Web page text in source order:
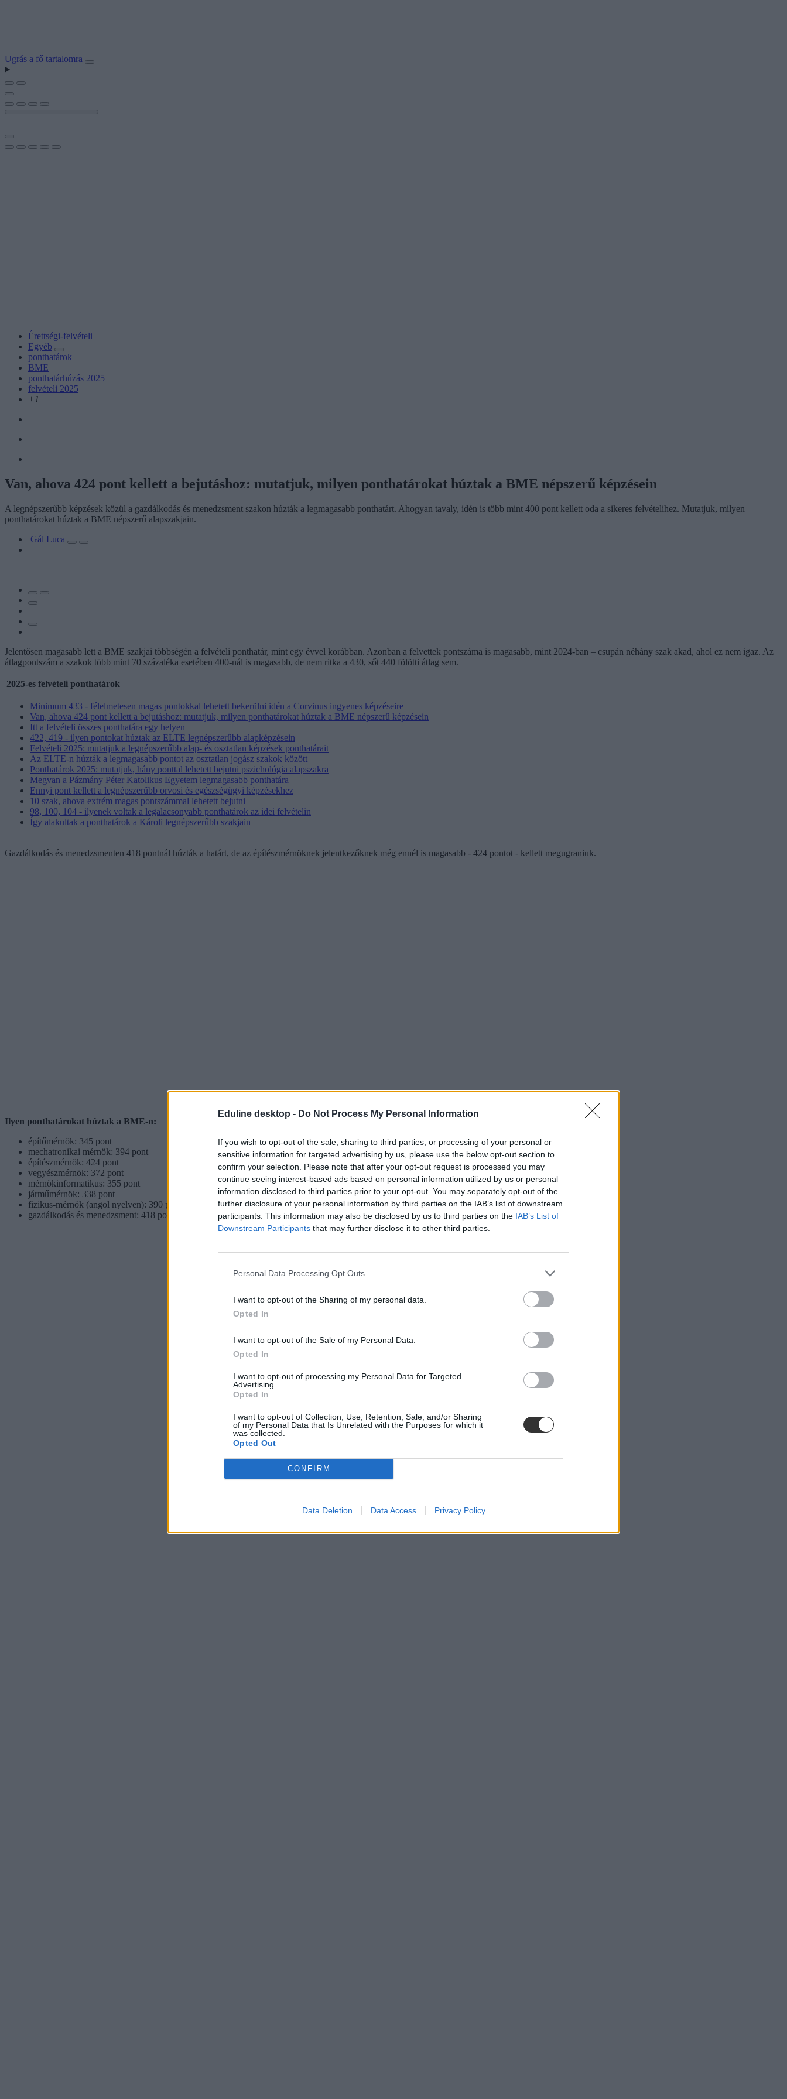
Eduline desktop - Do Not Process My Personal Information
If you wish to opt-out of the sale, sharing to third parties, or processing of your personal or
sensitive information for targeted advertising by us, please use the below opt-out section to
confirm your selection. Please note that after your opt-out request is processed you may
continue seeing interest-based ads based on personal information utilized by us or personal
information disclosed to third parties prior to your opt-out. You may separately opt-out of the
further disclosure of your personal information by third parties on the IAB’s list of downstream
participants. This information may also be disclosed by us to third parties on the IAB’s List of
Downstream Participants that may further disclose it to other third parties.
Personal Data Processing Opt Outs
I want to opt-out of the Sharing of my personal data.
Opted In
I want to opt-out of the Sale of my Personal Data.
Opted In
I want to opt-out of processing my Personal Data for Targeted
Advertising.
Opted In
I want to opt-out of Collection, Use, Retention, Sale, and/or Sharing
of my Personal Data that Is Unrelated with the Purposes for which it
was collected.
Opted Out
CONFIRM
Data Deletion Data Access Privacy Policy
Ugrás a fő tartalomra
Érettségi-felvételi
Egyéb
ponthatárok
BME
ponthatárhúzás 2025
felvételi 2025
+1
Van, ahova 424 pont kellett a bejutáshoz: mutatjuk, milyen ponthatárokat húztak a BME népszerű képzésein
A legnépszerűbb képzések közül a gazdálkodás és menedzsment szakon húzták a legmagasabb ponthatárt. Ahogyan tavaly, idén is több mint 400 pont kellett oda a sikeres felvételihez. Mutatjuk, milyen
ponthatárokat húztak a BME népszerű alapszakjain.
Gál Luca
Jelentősen magasabb lett a BME szakjai többségén a felvételi ponthatár, mint egy évvel korábban. Azonban a felvettek pontszáma is magasabb, mint 2024-ban – csupán néhány szak akad, ahol ez nem igaz. Az
átlagpontszám a szakok több mint 70 százaléka esetében 400-nál is magasabb, de nem ritka a 430, sőt 440 fölötti átlag sem.
2025-es felvételi ponthatárok
Minimum 433 - félelmetesen magas pontokkal lehetett bekerülni idén a Corvinus ingyenes képzéseire
Van, ahova 424 pont kellett a bejutáshoz: mutatjuk, milyen ponthatárokat húztak a BME népszerű képzésein
Itt a felvételi összes ponthatára egy helyen
422, 419 - ilyen pontokat húztak az ELTE legnépszerűbb alapképzésein
Felvételi 2025: mutatjuk a legnépszerűbb alap- és osztatlan képzések ponthatárait
Az ELTE-n húzták a legmagasabb pontot az osztatlan jogász szakok között
Ponthatárok 2025: mutatjuk, hány ponttal lehetett bejutni pszichológia alapszakra
Megvan a Pázmány Péter Katolikus Egyetem legmagasabb ponthatára
Ennyi pont kellett a legnépszerűbb orvosi és egészségügyi képzésekhez
10 szak, ahova extrém magas pontszámmal lehetett bejutni
98, 100, 104 - ilyenek voltak a legalacsonyabb ponthatárok az idei felvételin
Így alakultak a ponthatárok a Károli legnépszerűbb szakjain
Gazdálkodás és menedzsmenten 418 pontnál húzták a határt, de az építészmérnöknek jelentkezőknek még ennél is magasabb - 424 pontot - kellett megugraniuk.
Ilyen ponthatárokat húztak a BME-n:
építőmérnök: 345 pont
mechatronikai mérnök: 394 pont
építészmérnök: 424 pont
vegyészmérnök: 372 pont
mérnökinformatikus: 355 pont
járműmérnök: 338 pont
fizikus-mérnök (angol nyelven): 390 pont
gazdálkodás és menedzsment: 418 pont